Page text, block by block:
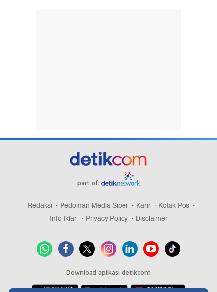
part of
Redaksi Pedoman Media Siber Karir
Kotak Pos
Info Iklan
Privacy Policy Disclaimer
Download aplikasi detikcom